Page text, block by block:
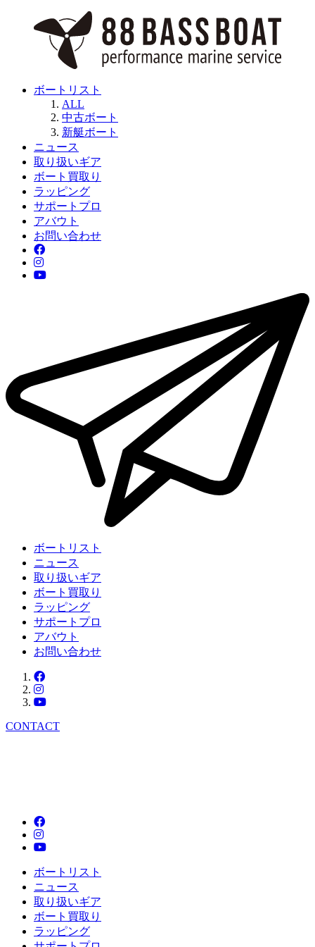
ボートリスト
ALL
中古ボート
新艇ボート
ニュース
取り扱いギア
ボート買取り
ラッピング
サポートプロ
アバウト
お問い合わせ
ボートリスト
ニュース
取り扱いギア
ボート買取り
ラッピング
サポートプロ
アバウト
お問い合わせ
CONTACT
ボートリスト
ニュース
取り扱いギア
ボート買取り
ラッピング